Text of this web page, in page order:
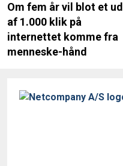
Om fem år vil blot et ud
af 1.000 klik på
internettet komme fra
menneske-hånd